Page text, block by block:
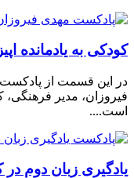
کودکی به یادمانده
در این قسمت از
فیروزان، مدیر
است....
یادگیری زبان دوم